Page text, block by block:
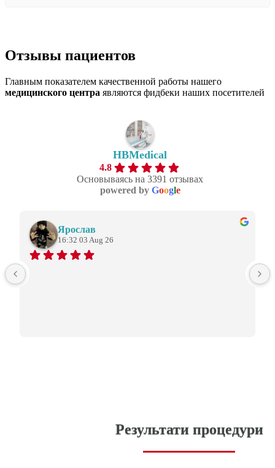
Отзывы пациентов
Главным показателем качественной работы нашего
медицинского центра являются фидбеки наших посетителей
HBMedical
4.8
Основываясь на 3391 отзывах
powered by Google
Ярослав
16:32 03 Aug 26
Результати процедури